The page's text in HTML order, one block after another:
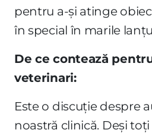
pentru a-și atinge
în special în marile
De ce contează
veterinari:
Este o discuție despre
noastră clinică. Deși